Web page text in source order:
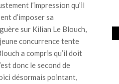
l’impression qu’il
d’imposer sa
sur Kilian Le Blouch,
concurrence tente
a compris qu’il doit
donc le second de
désormais pointant,